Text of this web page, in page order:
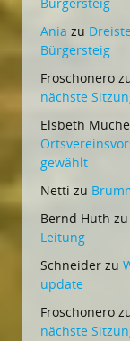
Ania zu
Bürgersteig
Froschonero
nächste
Elsbeth Muche
gewählt
Netti zu
Bernd Huth zu
Leitung
Schneider zu
update
Froschonero
nächste